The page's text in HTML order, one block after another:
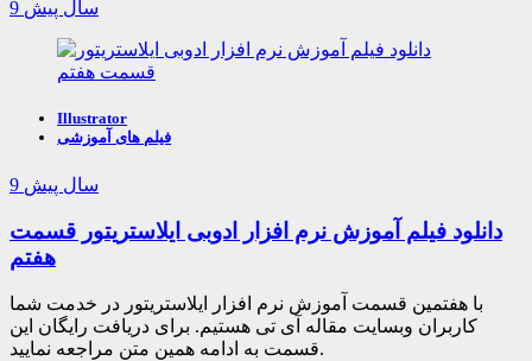
9 سال پیش
Illustrator
فیلم های آموزشی
9 سال پیش
دانلود فیلم آموزش نرم افزار ادوبی ایلاستریتور قسمت
هفتم
با هفتمین قسمت آموزش نرم افزار ایلاستریتور در خدمت شما
کاربران وبسایت مقاله آی تی هستیم. برای دریافت رایگان این
قسمت به ادامه همین متن مراجعه نمایید.